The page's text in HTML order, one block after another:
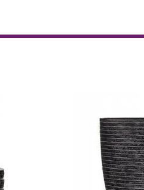
Planter Square Row Rust